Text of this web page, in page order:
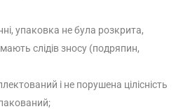
упаковка не була розкрита,
слідів зносу (подряпин,
і не порушена цілісність